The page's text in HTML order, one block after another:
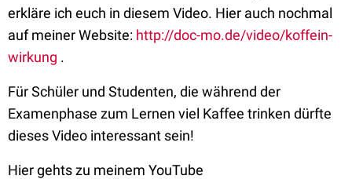
erkläre ich euch in diesem Video. Hier auch nochmal
auf meiner Website: http://doc-mo.de/video/koffein-
wirkung .
Für Schüler und Studenten, die während der
Examenphase zum Lernen viel Kaffee trinken dürfte
dieses Video interessant sein!
Hier gehts zu meinem YouTube